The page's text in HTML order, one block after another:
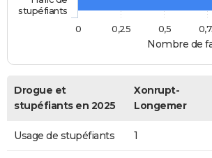
Nombre de
stupéfiants
0
0,25 0,5
Drogue et
stupéfiants en 2025
Xonrupt-
Longemer
Usage de stupéfiants 1